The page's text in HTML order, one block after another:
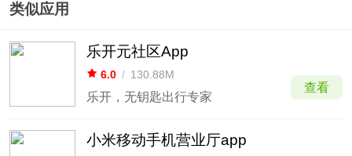
类似应用
乐开元社区App
6.0 / 130.88M
乐开，无钥匙出行专家
查看
小米移动手机营业厅app